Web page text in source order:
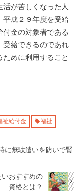
が苦しくなった人
平成２９年度を受給
金の対象者である
受給できるのであれ
めに利用すること
祉給付金 福祉
に無駄遣いを防いで賢
おすすめの
資格とは？